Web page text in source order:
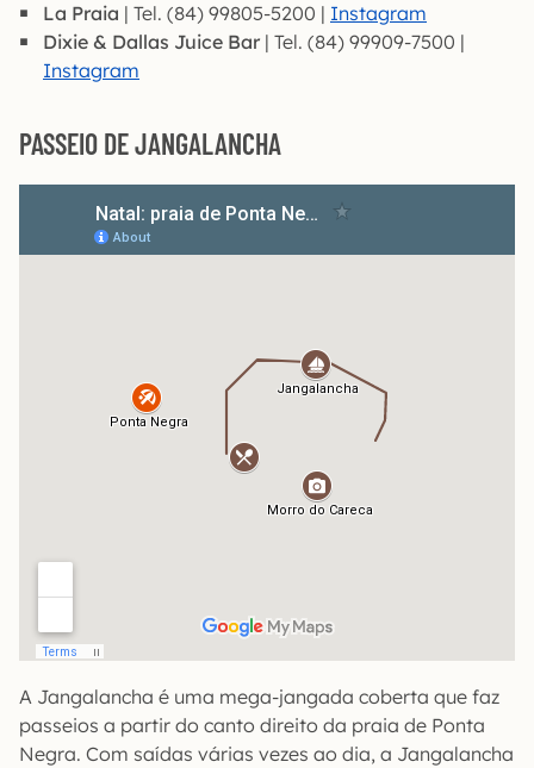
La Praia | Tel. (84) 99805-5200 | Instagram
Dixie & Dallas Juice Bar | Tel. (84) 99909-7500 |
Instagram
PASSEIO DE JANGALANCHA
A Jangalancha é uma mega-jangada coberta que faz
passeios a partir do canto direito da praia de Ponta
Negra. Com saídas várias vezes ao dia, a Jangalancha